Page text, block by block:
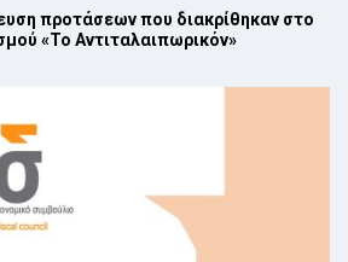
προτάσεων που διακρίθηκαν στο
«Το Αντιταλαιπωρικόν»